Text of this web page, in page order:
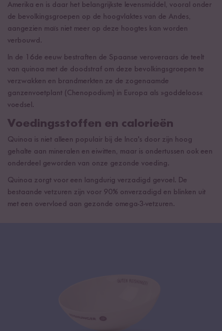
Amerika en is daar het belangrijkste levensmiddel, vooral onder
de bevolkingsgroepen op de hoogvlaktes van de Andes,
aangezien maïs niet meer op deze hoogtes kan worden
verbouwd.
In de 16de eeuw bestraften de Spaanse veroveraars de teelt
van quinoa met de doodstraf om deze bevolkingsgroepen te
verzwakken en brandmerkten ze de zogenaamde
ganzenvoetplant (Chenopodium) in Europa als »goddeloos«
voedsel.
Voedingsstoffen en calorieën
Quinoa is niet alleen populair bij de Inca's door zijn hoog
gehalte aan mineralen en eiwitten, maar is ondertussen ook een
onderdeel geworden van onze gezonde voeding.
Quinoa zorgt voor een langdurig verzadigd gevoel. De
bestaande vetzuren zijn voor 90% onverzadigd en blinken uit
met een overvloed aan gezonde omega-3-vetzuren.